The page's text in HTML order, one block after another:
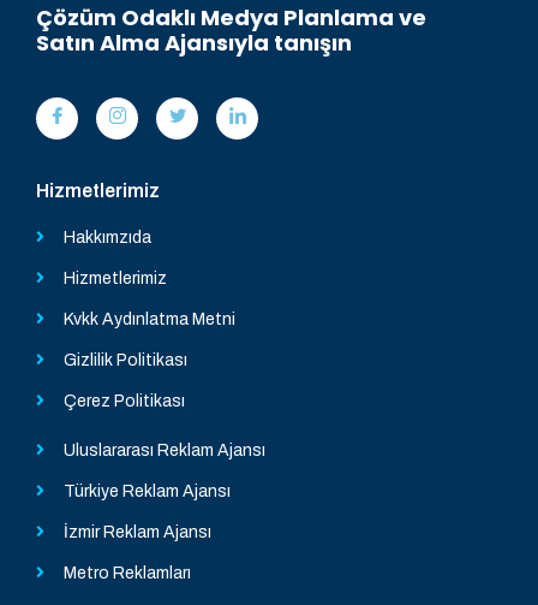
Çözüm Odaklı Medya Planlama ve
Satın Alma Ajansıyla tanışın
Hizmetlerimiz
Hakkımzıda
Hizmetlerimiz
Kvkk Aydınlatma Metni
Gizlilik Politikası
Çerez Politikası
Uluslararası Reklam Ajansı
Türkiye Reklam Ajansı
İzmir Reklam Ajansı
Metro Reklamları